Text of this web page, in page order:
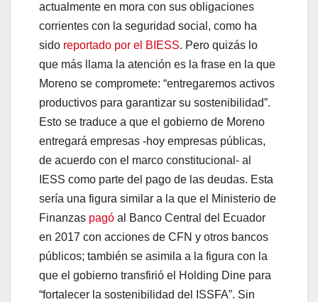
actualmente en mora con sus obligaciones
corrientes con la seguridad social, como ha
sido reportado por el BIESS. Pero quizás lo
que más llama la atención es la frase en la que
Moreno se compromete: “entregaremos activos
productivos para garantizar su sostenibilidad”.
Esto se traduce a que el gobierno de Moreno
entregará empresas -hoy empresas públicas,
de acuerdo con el marco constitucional- al
IESS como parte del pago de las deudas. Esta
sería una figura similar a la que el Ministerio de
Finanzas pagó al Banco Central del Ecuador
en 2017 con acciones de CFN y otros bancos
públicos; también se asimila a la figura con la
que el gobierno transfirió el Holding Dine para
“fortalecer la sostenibilidad del ISSFA”. Sin